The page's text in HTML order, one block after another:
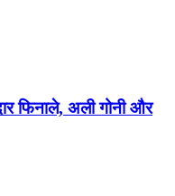
फिनाले, अली गोनी और